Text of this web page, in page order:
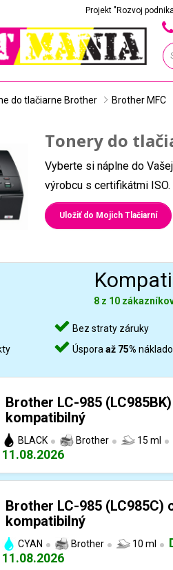
Projekt "Rozvoj
do tlačiarne Brother Brother MFC
Tonery do
Vyberte si náplne do
výrobcu s certifikátmi
Uložiť do Mojich Tlačiarní
8 z 10
Bez straty záruky
Úsporaaž 75%
Brother LC-985
kompatibilný
BLACK Brother 15 ml
11.08.2026
Brother LC-985 (LC985C)
kompatibilný
CYAN Brother 10 ml
11.08.2026